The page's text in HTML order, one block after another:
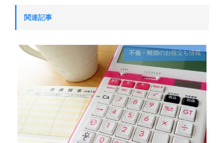
関連記事
不倫・離婚のお役立ち情報